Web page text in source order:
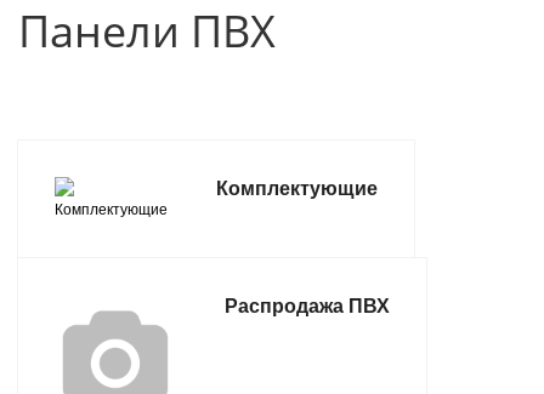
ЛАКОКРАСОЧНЫЕ МАТЕРИАЛЫ
ПОСУДА
САНТЕХНИКА
Панели ПВХ
Комплектующие
Распродажа ПВХ